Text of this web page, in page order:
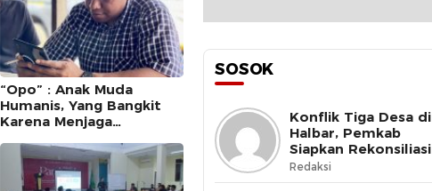
“Opo” : Anak Muda
Humanis, Yang Bangkit
Karena Menjaga
SOSOK
Konflik Tiga Desa di
Halbar, Pemkab
Siapkan Rekonsiliasi
Redaksi